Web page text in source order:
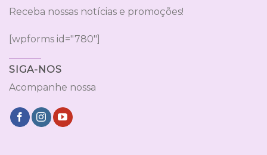
Receba nossas notícias e promoções!
[wpforms id="780"]
SIGA-NOS
Acompanhe nossa